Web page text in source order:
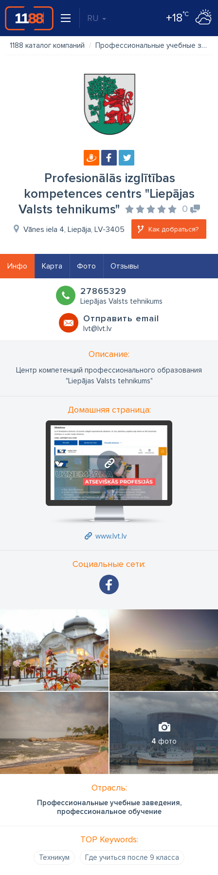
RU +18°C
1188 каталог компаний Профессиональные учебные заведения, профессиональное обучение
Profesionālās izglītības
kompetences centrs "Liepājas
Valsts tehnikums"
0
Vānes iela 4, Liepāja, LV-3405 Как добраться?
Инфо Карта Фото Отзывы
27865329
Liepājas Valsts tehnikums
Oтправить email
lvt@lvt.lv
Oписание:
Центр компетенций профессионального образования
"Liepājas Valsts tehnikums"
Домашняя страница:
www.lvt.lv
www.lvt.lv
Социальные сети:
4 фото
Отрасль:
Профессиональные учебные заведения,
профессиональное обучение
TOP Keywords:
Техникум Где учиться после 9 класса